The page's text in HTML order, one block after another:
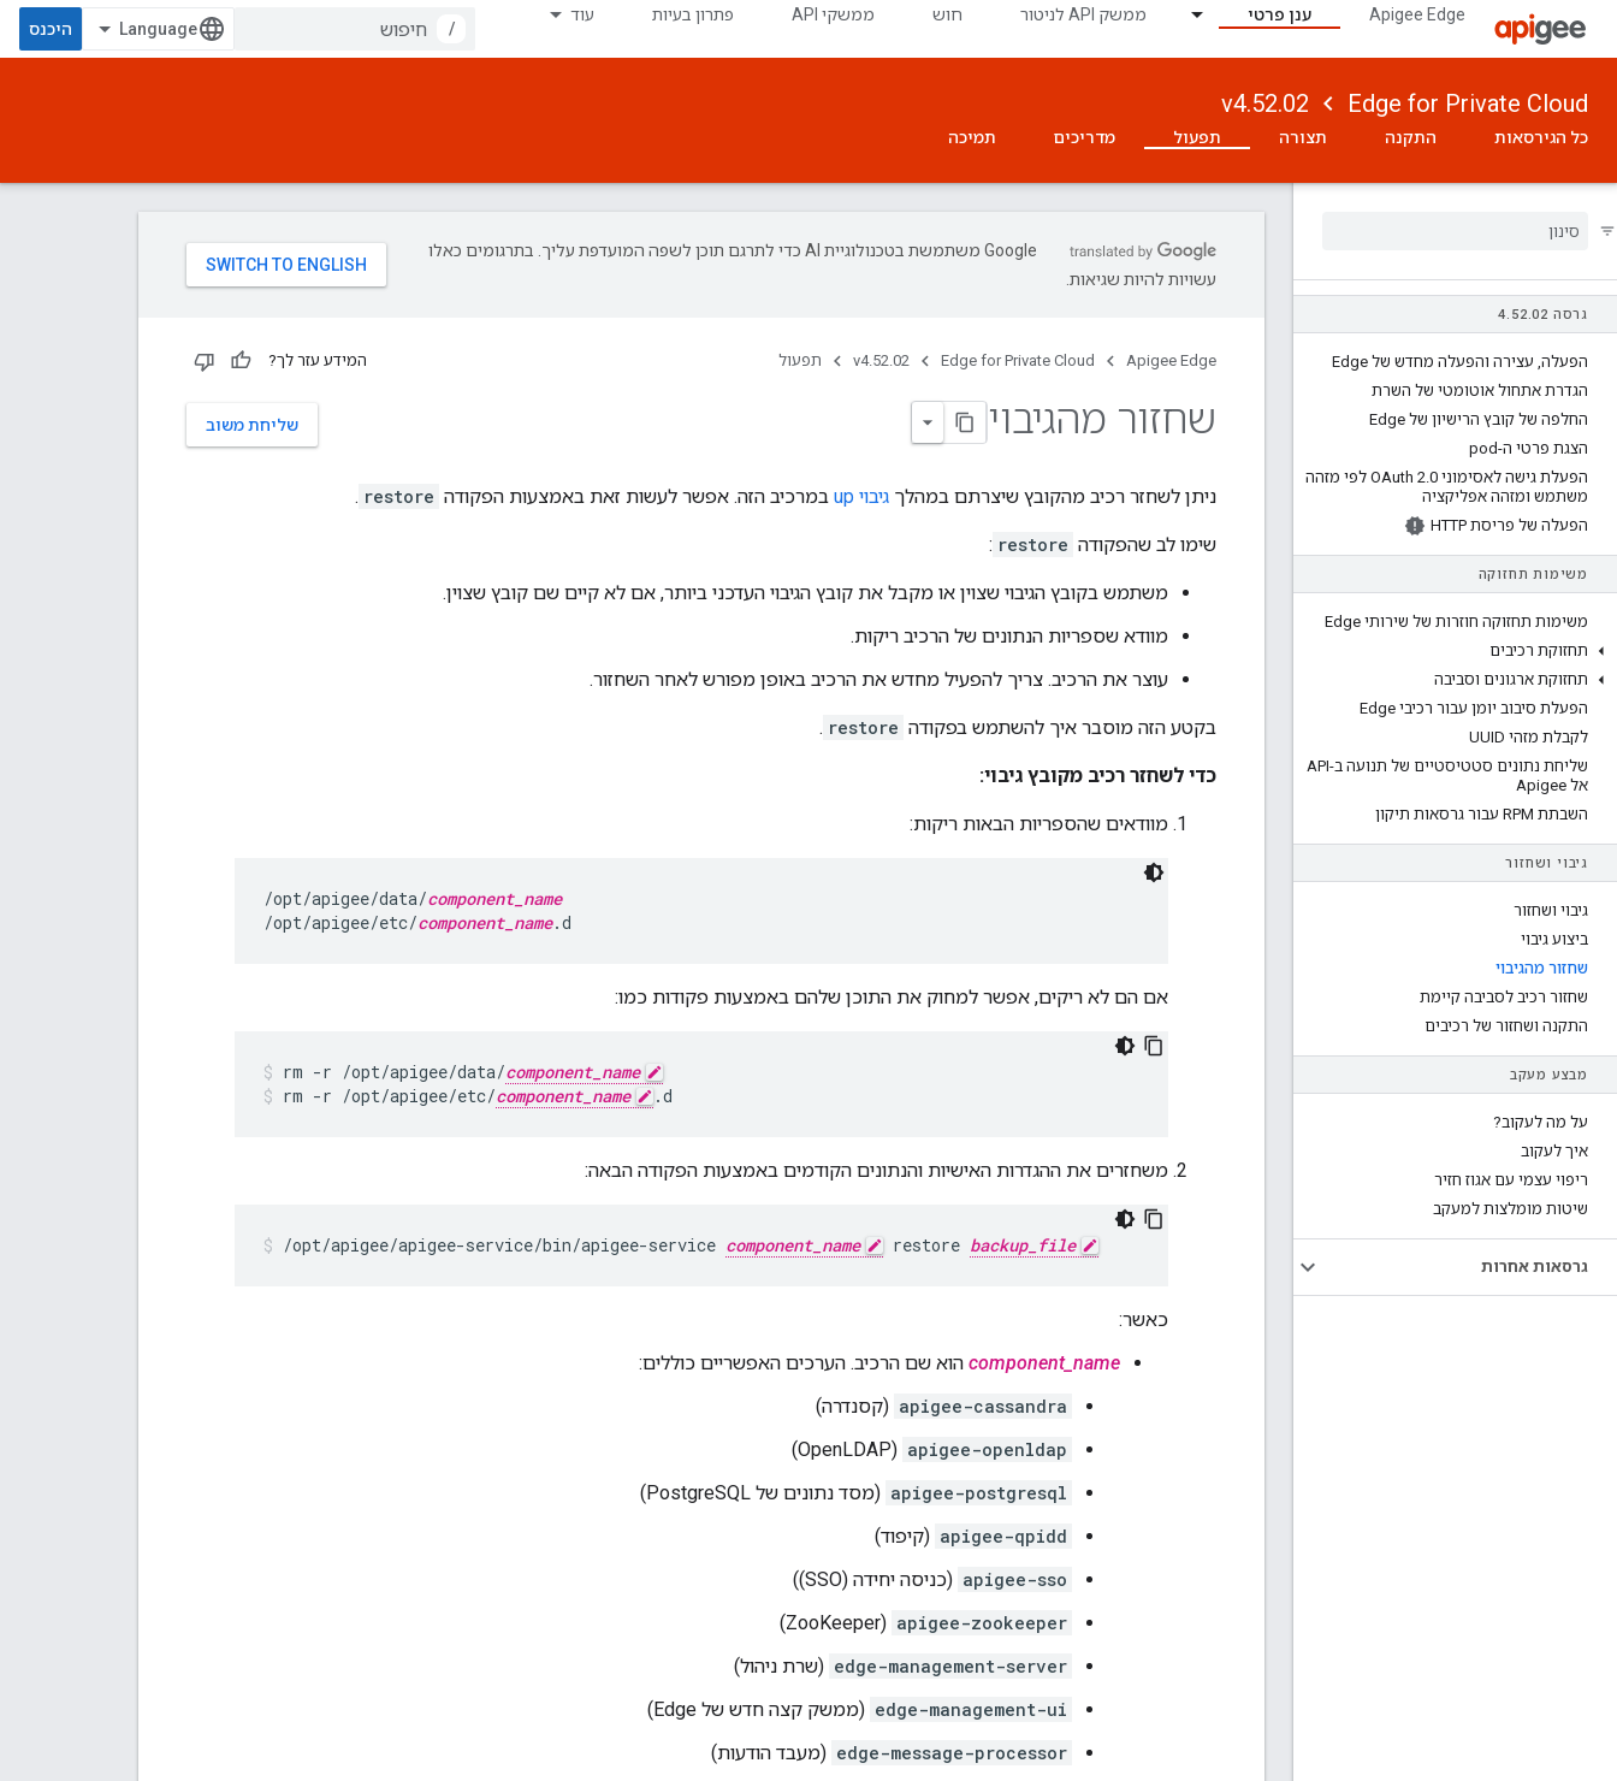
Apigee Edge ענן פרטי ממשק API לניטור חוש ממשקי API פתרון בעיות עוד
/ היכנס
Edge for Private Cloud
v4.52.02
כל הגירסאות התקנה תצורה תפעול מדריכים תמיכה
גרסה 4 . 52.02
הפעלה, עצירה והפעלה מחדש של Edge
הגדרת אתחול אוטומטי של השרת
החלפה של קובץ הרישיון של Edge
הצגת פרטי ה-pod
הפעלת גישה לאסימוני OAuth 2
.
0 לפי מזהה
משתמש ומזהה אפליקציה
הפעלה של פריסת HTTP
משימות תחזוקה
משימות תחזוקה חוזרות של שירותי Edge
תחזוקת רכיבים
תחזוקת ארגונים וסביבה
הפעלת סיבוב יומן עבור רכיבי Edge
לקבלת מזהי UUID
שליחת נתונים סטטיסטיים של תנועה ב-API
אל Apigee
השבתת RPM עבור גרסאות תיקון
גיבוי ושחזור
גיבוי ושחזור
ביצוע גיבוי
שחזור מהגיבוי
שחזור רכיב לסביבה קיימת
התקנה ושחזור של רכיבים
מבצע מעקב
על מה לעקוב?
איך לעקוב
ריפוי עצמי עם אגוז חזיר
שיטות מומלצות למעקב
גרסאות אחרות
‫Google משתמשת בטכנולוגיית AI כדי לתרגם תוכן לשפה המועדפת עליך. בתרגומים כאלו
עשויות להיות שגיאות.
Apigee Edge
Edge for Private Cloud
v4.52.02 תפעול המידע עזר לך?
שליחת משוב שחזור מהגיבוי
ניתן לשחזר רכיב מהקובץ שיצרתם במהלך גיבוי up במרכיב הזה. אפשר לעשות זאת באמצעות הפקודה restore
.
שימו לב שהפקודה restore
:
משתמש בקובץ הגיבוי שצוין או מקבל את קובץ הגיבוי העדכני ביותר, אם לא קיים שם קובץ שצוין.
מוודא שספריות הנתונים של הרכיב ריקות.
עוצר את הרכיב. צריך להפעיל מחדש את הרכיב באופן מפורש לאחר השחזור.
בקטע הזה מוסבר איך להשתמש בפקודה restore
.
כדי לשחזר רכיב מקובץ גיבוי:
מוודאים שהספריות הבאות ריקות:
/opt/apigee/data/component_name
/opt/apigee/etc/component_name.d
אם הם לא ריקים, אפשר למחוק את התוכן שלהם באמצעות פקודות כמו:
rm -r /opt/apigee/data/component_name
rm -r /opt/apigee/etc/component_name .d
משחזרים את ההגדרות האישיות והנתונים הקודמים באמצעות הפקודה הבאה:
/opt/apigee/apigee-service/bin/apigee-service component_name restore backup_file
כאשר:
component_name הוא שם הרכיב. הערכים האפשריים כוללים:
apigee-cassandra (קסנדרה)
apigee-openldap
(OpenLDAP)
apigee-postgresql (מסד נתונים של PostgreSQL)
apigee-qpidd (קיפוד)
apigee-sso (כניסה יחידה (SSO))
apigee-zookeeper
(ZooKeeper)
edge-management-server (שרת ניהול)
edge-management-ui (ממשק קצה חדש של Edge)
edge-message-processor (מעבד הודעות)